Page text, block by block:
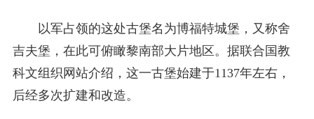
以军占领的这处古堡名为博福特城堡，又称舍
吉夫堡，在此可俯瞰黎南部大片地区。据联合国教
科文组织网站介绍，这一古堡始建于1137年左右，
后经多次扩建和改造。